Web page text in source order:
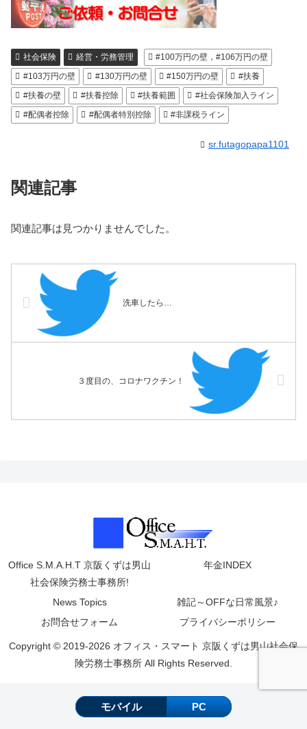
社会保険 経営・労務管理
#100万円の壁，#106万円の壁
#103万円の壁
#130万円の壁 #150万円の壁
#扶養
#扶養の壁
#扶養控除 #扶養範囲
#社会保険加入ライン
#配偶者控除
#配偶者特別控除 #非課税ライン
sr.futagopapa1101
関連記事
関連記事は見つかりませんでした。
洗車したら…
３度目の、コロナワクチン！
Office S.M.A.H.T 京阪くずは男山
社会保険労務士事務所!
年金INDEX
News Topics
雑記～OFFな日常風景♪
お問合せフォーム
プライバシーポリシー
Copyright © 2019-2026 オフィス・スマート 京阪くずは男山社会保
険労務士事務所 All Rights Reserved.
モバイル PC